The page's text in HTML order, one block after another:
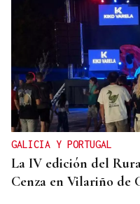
¿Quién miente:
GALICIA Y PORTUGAL
La IV edición del
Cenza en Vilariño de